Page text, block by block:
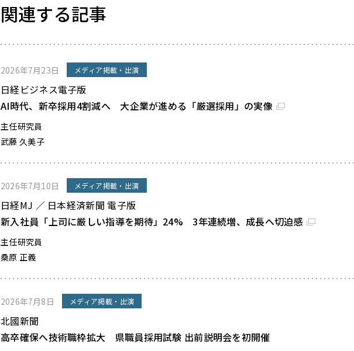
関連する記事
2026年7月23日 メディア掲載・出演
日経ビジネス電子版
AI時代、新卒採用4割減へ 大企業が進める「厳選採用」の実像
主任研究員
武藤 久美子
2026年7月10日 メディア掲載・出演
日経MJ ／ 日本経済新聞 電子版
新入社員「上司に厳しい指導を期待」24% 3年連続増、成長へ切迫感
主任研究員
桑原 正義
2026年7月8日 メディア掲載・出演
北國新聞
高卒確保へ技術職枠拡大 県職員採用試験 出前説明会を初開催